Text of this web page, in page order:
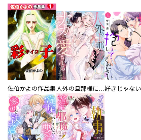
佐伯かよの作品集 人外の旦那様に娶られ毎晩ナカまで愛される…。アンソロジー